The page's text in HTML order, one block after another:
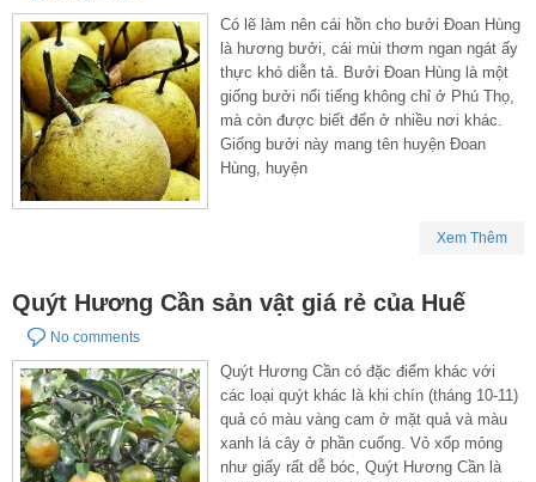
Có lẽ làm nên cái hồn cho bưởi Đoan Hùng
là hương bưởi, cái mùi thơm ngan ngát ấy
thực khó diễn tả. Bưởi Đoan Hùng là một
giống bưởi nổi tiếng không chỉ ở Phú Thọ,
mà còn được biết đến ở nhiều nơi khác.
Giống bưởi này mang tên huyện Đoan
Hùng, huyện
Xem Thêm
Quýt Hương Cần sản vật giá rẻ của Huế
No comments
Quýt Hương Cần có đặc điểm khác với
các loại quýt khác là khi chín (tháng 10-11)
quả có màu vàng cam ở mặt quả và màu
xanh lá cây ở phần cuống. Vỏ xốp mỏng
như giấy rất dễ bóc, Quýt Hương Cần là